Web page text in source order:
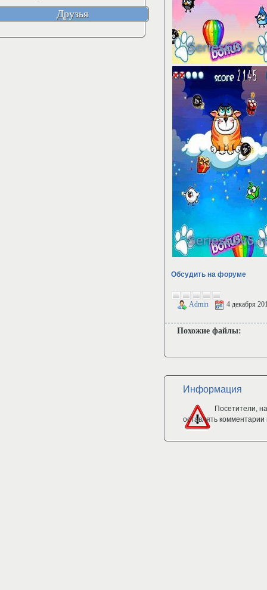
Обсудить на форуме
Admin 4 декабря
Похожие файлы:
Информация
Посетители,
оставлять комментарии
Друзья